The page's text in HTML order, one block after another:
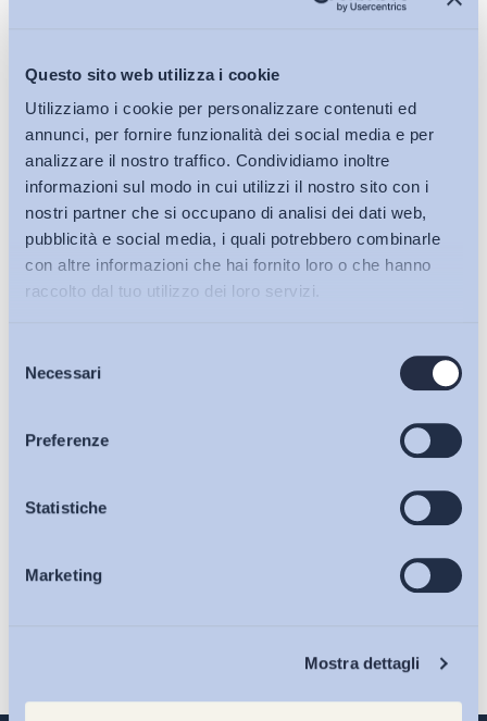
Questo sito web utilizza i cookie
Utilizziamo i cookie per personalizzare contenuti ed
annunci, per fornire funzionalità dei social media e per
analizzare il nostro traffico. Condividiamo inoltre
informazioni sul modo in cui utilizzi il nostro sito con i
nostri partner che si occupano di analisi dei dati web,
pubblicità e social media, i quali potrebbero combinarle
con altre informazioni che hai fornito loro o che hanno
raccolto dal tuo utilizzo dei loro servizi.
delNecessari
Preferenze
Statistiche
Marketing
Mostra dettagli
Bollettini ADAPT
Articoli
Osservatori
Eventi
sulla pagina della
Iscriviti